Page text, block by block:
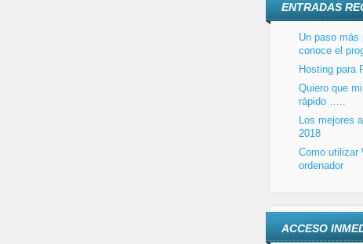
ENTRADAS
Un paso más
conoce el
Hosting para
Quiero que
rápido …..
Los mejores
2018
Como utilizar
ordenador
ACCESO